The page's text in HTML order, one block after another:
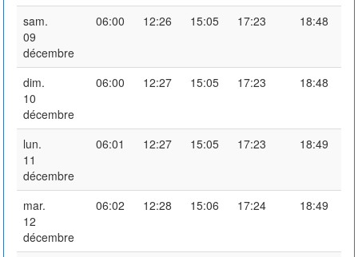
sam.
09
décembre
06:00 12:26 15:05 17:23 18:48
dim.
10
décembre
06:00 12:27 15:05 17:23 18:48
lun.
11
décembre
06:01 12:27 15:05 17:23 18:49
mar.
12
décembre
06:02 12:28 15:06 17:24 18:49